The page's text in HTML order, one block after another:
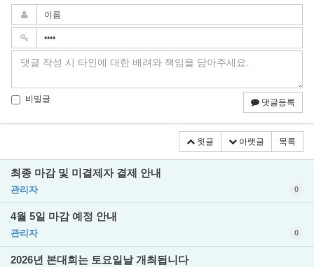
비밀글 댓글등록
윗글 아랫글 목록
최종 마감 및 미결제자 결제 안내
관리자 0
4월 5일 마감 예정 안내
관리자 0
2026년 본대회는 토요일날 개최됩니다